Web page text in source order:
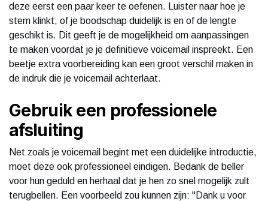
deze eerst een paar keer te oefenen. Luister naar hoe je
stem klinkt, of je boodschap duidelijk is en of de lengte
geschikt is. Dit geeft je de mogelijkheid om aanpassingen
te maken voordat je je definitieve voicemail inspreekt. Een
beetje extra voorbereiding kan een groot verschil maken in
de indruk die je voicemail achterlaat.
Gebruik een professionele
afsluiting
Net zoals je voicemail begint met een duidelijke introductie,
moet deze ook professioneel eindigen. Bedank de beller
voor hun geduld en herhaal dat je hen zo snel mogelijk zult
terugbellen. Een voorbeeld zou kunnen zijn: "Dank u voor